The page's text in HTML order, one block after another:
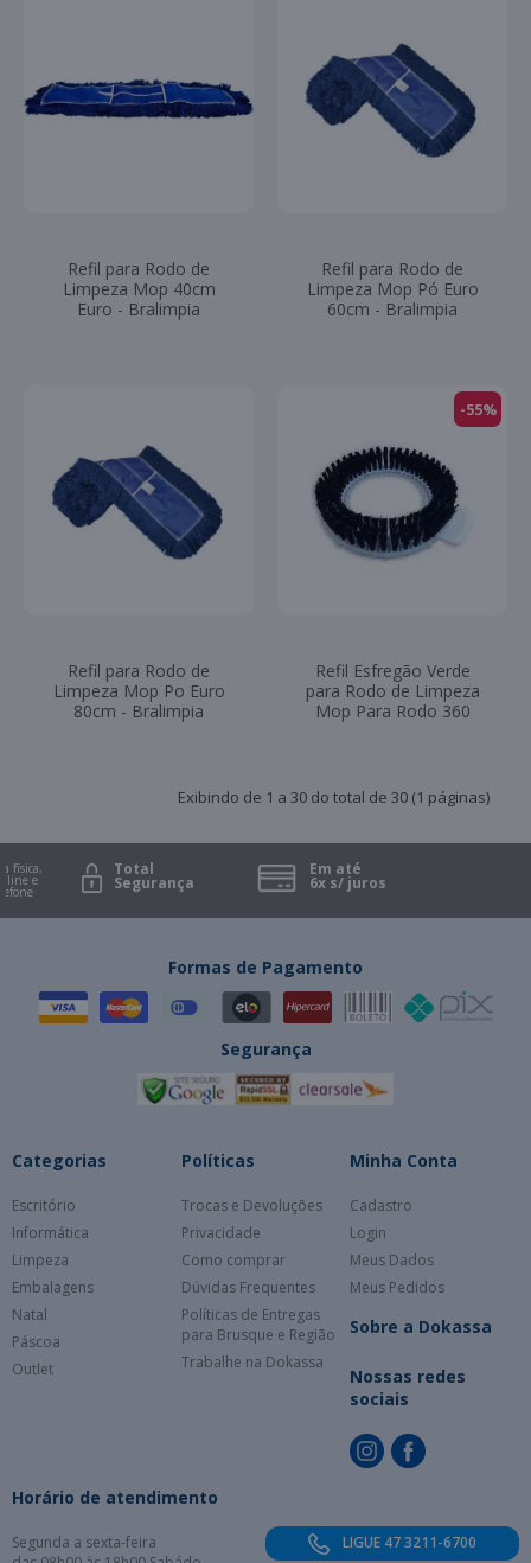
Refil para Rodo de
Limpeza Mop 40cm
Euro - Bralimpia
Refil para Rodo de
Limpeza Mop Pó Euro
60cm - Bralimpia
Refil para Rodo de
Limpeza Mop Po Euro
80cm - Bralimpia
-55%
Refil Esfregão Verde
para Rodo de Limpeza
Mop Para Rodo 360
Exibindo de 1 a 30 do total de 30 (1 páginas)
Total
Segurança
Em até
6x s/ juros
Formas de Pagamento
Segurança
Categorias
Escritório
Informática
Limpeza
Embalagens
Natal
Páscoa
Outlet
Políticas
Trocas e Devoluções
Privacidade
Como comprar
Dúvidas Frequentes
Políticas de Entregas
para Brusque e Região
Trabalhe na Dokassa
Minha Conta
Cadastro
Login
Meus Dados
Meus Pedidos
Sobre a Dokassa
Nossas redes
sociais
Horário de atendimento
Segunda a sexta-feira
LIGUE 47 3211-6700